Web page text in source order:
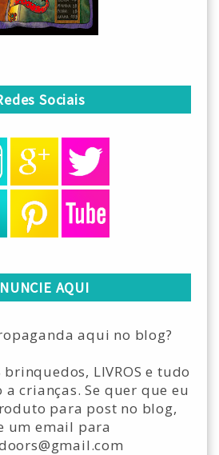
Sociais
AQUI
aqui no blog?
brinquedos, LIVROS e tudo
crianças. Se quer que eu
para post no blog,
um email para